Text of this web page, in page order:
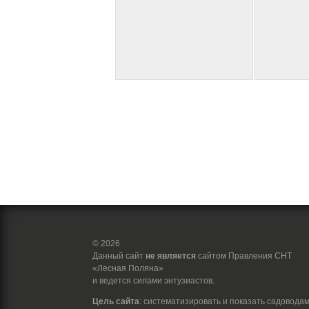
© 2026
Данный сайт не является сайтом Правления СНТ
«Лесная Поляна»
и ведется силами энтузиастов.
Цель сайта: систематизировать и показать